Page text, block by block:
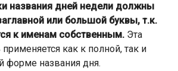
названия дней недели должны
или большой буквы, т.к.
к именам собственным. Эта
как к полной, так и
форме названия дня.